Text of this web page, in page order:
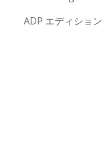
ADP エディション